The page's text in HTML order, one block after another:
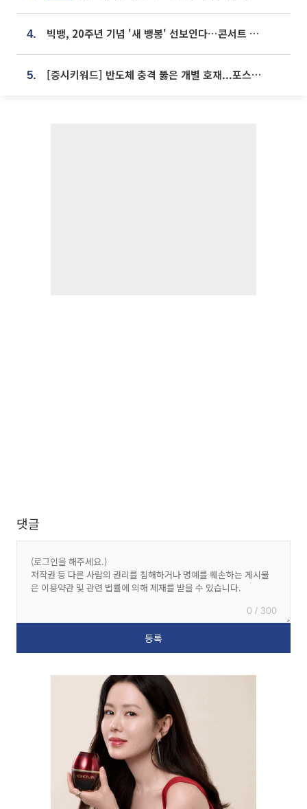
4. 빅뱅, 20주년 기념 '새 뱅봉' 선보인다⋯콘서트 앞두고 팝업 개최
5. [증시키워드] 반도체 충격 뚫은 개별 호재...포스코퓨처엠·에코프로·한화솔루션 '눈길'
댓글
0 / 300